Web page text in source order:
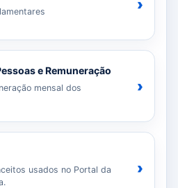
›
e Remuneração
mensal dos
›
usados no Portal da
›